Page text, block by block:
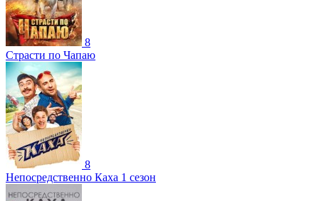
8
Страсти по Чапаю
8
Непосредственно Каха 1 сезон